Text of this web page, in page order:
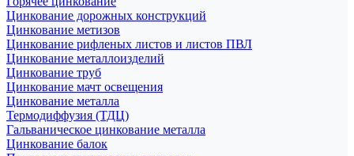
Цинкование дорожных конструкций
Цинкование метизов
Цинкование рифленых листов и листов ПВЛ
Цинкование металлоизделий
Цинкование труб
Цинкование мачт освещения
Цинкование металла
Термодиффузия (ТДЦ)
Гальваническое цинкование металла
Цинкование балок